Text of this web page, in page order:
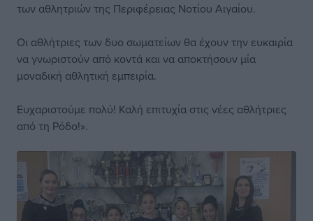
των αθλητριών της Περιφέρειας Νοτίου Αιγαίου.
Οι αθλήτριες των δυο σωματείων θα έχουν την ευκαιρία
να γνωριστούν από κοντά και να αποκτήσουν μία
μοναδική αθλητική εμπειρία.
Ευχαριστούμε πολύ! Καλή επιτυχία στις νέες αθλήτριες
από τη Ρόδο!».